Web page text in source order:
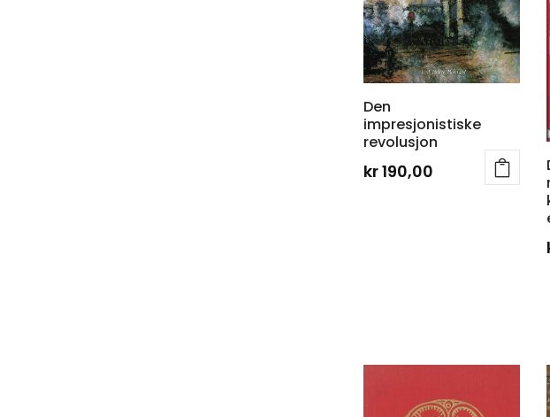
Den
impresjonistiske
revolusjon
kr190,00